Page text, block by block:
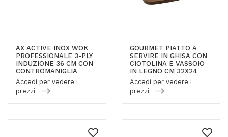
AX ACTIVE INOX WOK
PROFESSIONALE 3-PLY
INDUZIONE 36 CM CON
CONTROMANIGLIA
Accedi per vedere i
prezzi
GOURMET PIATTO A
SERVIRE IN GHISA CON
CIOTOLINA E VASSOIO
IN LEGNO CM 32X24
Accedi per vedere i
prezzi